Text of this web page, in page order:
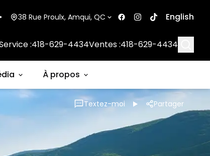
38 Rue Proulx, Amqui, QC English
:418-629-4434Ventes :418-629-4434
À propos
Textez-moi Partager